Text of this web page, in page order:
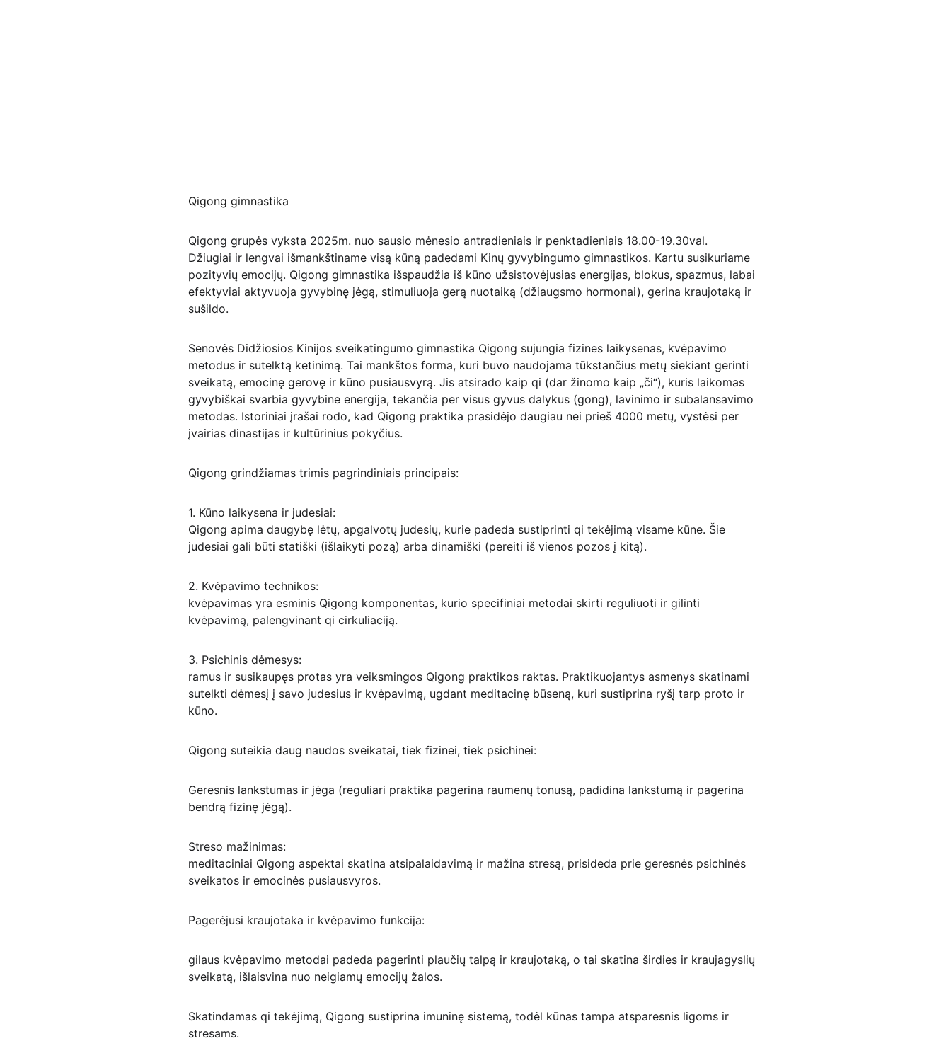
Qigong gimnastika
Qigong grupės vyksta 2025m. nuo sausio mėnesio antradieniais ir penktadieniais 18.00-19.30val.
Džiugiai ir lengvai išmankštiname visą kūną padedami Kinų gyvybingumo gimnastikos. Kartu susikuriame
pozityvių emocijų. Qigong gimnastika išspaudžia iš kūno užsistovėjusias energijas, blokus, spazmus, labai
efektyviai aktyvuoja gyvybinę jėgą, stimuliuoja gerą nuotaiką (džiaugsmo hormonai), gerina kraujotaką ir
sušildo.
Senovės Didžiosios Kinijos sveikatingumo gimnastika Qigong sujungia fizines laikysenas, kvėpavimo
metodus ir sutelktą ketinimą. Tai mankštos forma, kuri buvo naudojama tūkstančius metų siekiant gerinti
sveikatą, emocinę gerovę ir kūno pusiausvyrą. Jis atsirado kaip qi (dar žinomo kaip „či“), kuris laikomas
gyvybiškai svarbia gyvybine energija, tekančia per visus gyvus dalykus (gong), lavinimo ir subalansavimo
metodas. Istoriniai įrašai rodo, kad Qigong praktika prasidėjo daugiau nei prieš 4000 metų, vystėsi per
įvairias dinastijas ir kultūrinius pokyčius.
Qigong grindžiamas trimis pagrindiniais principais:
1. Kūno laikysena ir judesiai:
Qigong apima daugybę lėtų, apgalvotų judesių, kurie padeda sustiprinti qi tekėjimą visame kūne. Šie
judesiai gali būti statiški (išlaikyti pozą) arba dinamiški (pereiti iš vienos pozos į kitą).
2. Kvėpavimo technikos:
kvėpavimas yra esminis Qigong komponentas, kurio specifiniai metodai skirti reguliuoti ir gilinti
kvėpavimą, palengvinant qi cirkuliaciją.
3. Psichinis dėmesys:
ramus ir susikaupęs protas yra veiksmingos Qigong praktikos raktas. Praktikuojantys asmenys skatinami
sutelkti dėmesį į savo judesius ir kvėpavimą, ugdant meditacinę būseną, kuri sustiprina ryšį tarp proto ir
kūno.
Qigong suteikia daug naudos sveikatai, tiek fizinei, tiek psichinei:
Geresnis lankstumas ir jėga (reguliari praktika pagerina raumenų tonusą, padidina lankstumą ir pagerina
bendrą fizinę jėgą).
Streso mažinimas:
meditaciniai Qigong aspektai skatina atsipalaidavimą ir mažina stresą, prisideda prie geresnės psichinės
sveikatos ir emocinės pusiausvyros.
Pagerėjusi kraujotaka ir kvėpavimo funkcija:
gilaus kvėpavimo metodai padeda pagerinti plaučių talpą ir kraujotaką, o tai skatina širdies ir kraujagyslių
sveikatą, išlaisvina nuo neigiamų emocijų žalos.
Skatindamas qi tekėjimą, Qigong sustiprina imuninę sistemą, todėl kūnas tampa atsparesnis ligoms ir
stresams.